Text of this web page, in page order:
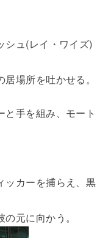
シュ(レイ・ワイズ)
場所を吐かせる。
手を組み、モート
ッカーを捕らえ、黒
元に向かう。